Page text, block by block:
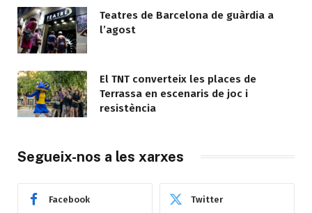
Teatres de Barcelona de guàrdia a
l’agost
El TNT converteix les places de
Terrassa en escenaris de joc i
resistència
Segueix-nos a les xarxes
Facebook Twitter